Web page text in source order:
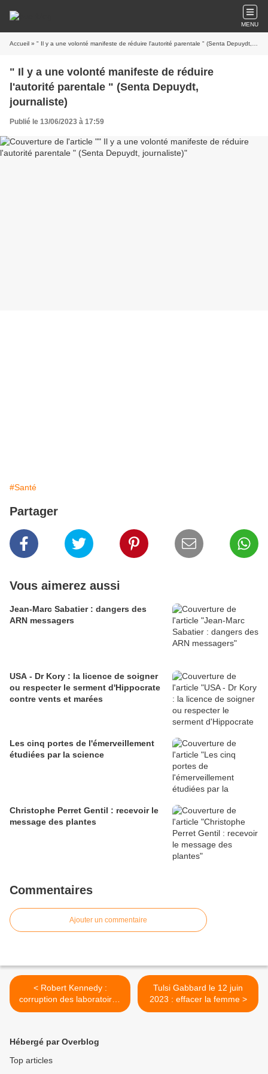
MENU
Accueil » " Il y a une volonté manifeste de réduire l'autorité parentale " (Senta Depuydt, journaliste)
" Il y a une volonté manifeste de réduire
l'autorité parentale " (Senta Depuydt,
journaliste)
Publié le 13/06/2023 à 17:59
#Santé
Partager
Vous aimerez aussi
Jean-Marc Sabatier : dangers des
ARN messagers
USA - Dr Kory : la licence de soigner
ou respecter le serment d'Hippocrate
contre vents et marées
Les cinq portes de l'émerveillement
étudiées par la science
Christophe Perret Gentil : recevoir le
message des plantes
Commentaires
Ajouter un commentaire
< Robert Kennedy :
corruption des laboratoires
pharmaceutiques
Tulsi Gabbard le 12 juin
2023 : effacer la femme >
Hébergé par Overblog
Top articles